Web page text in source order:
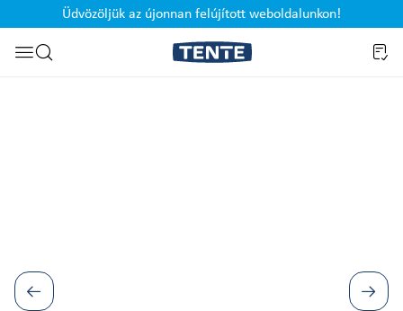
Ugrás a kereséshez
Üdvözöljük az újonnan felújított weboldalunkon!